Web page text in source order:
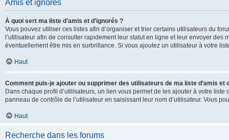
Amis et ignorés
À quoi sert ma liste d’amis et d’ignorés ?
Vous pouvez utiliser ces listes afin d’organiser et trier certains utilisateurs du
l’utilisateur afin de consulter rapidement leur statut en ligne et leur envoyer
éventuellement être mis en surbrillance. Si vous ajoutez un utilisateur à votre
Haut
Comment puis-je ajouter ou supprimer des utilisateurs de ma liste d’amis et
Dans chaque profil d’utilisateurs, un lien vous permet de les ajouter à votre
panneau de contrôle de l’utilisateur en saisissant leur nom d’utilisateur. Vous
Haut
Recherche dans les forums